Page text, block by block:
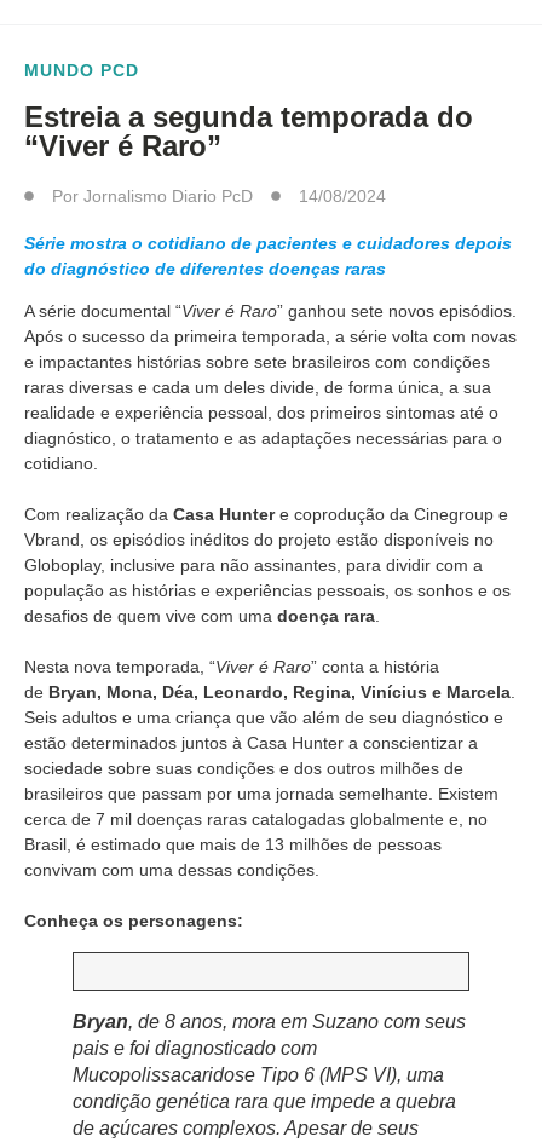
MUNDO PCD
Estreia a segunda temporada do
“Viver é Raro”
Por Jornalismo Diario PcD 14/08/2024
Série mostra o cotidiano de pacientes e cuidadores depois
do diagnóstico de diferentes doenças raras
A série documental “Viver é Raro” ganhou sete novos episódios.
Após o sucesso da primeira temporada, a série volta com novas
e impactantes histórias sobre sete brasileiros com condições
raras diversas e cada um deles divide, de forma única, a sua
realidade e experiência pessoal, dos primeiros sintomas até o
diagnóstico, o tratamento e as adaptações necessárias para o
cotidiano.
Com realização da Casa Huntere coprodução da Cinegroup e
Vbrand, os episódios inéditos do projeto estão disponíveis no
Globoplay, inclusive para não assinantes, para dividir com a
população as histórias e experiências pessoais, os sonhos e os
desafios de quem vive com uma doença rara.
Nesta nova temporada, “Viver é Raro” conta a história
de Bryan, Mona, Déa, Leonardo, Regina, Vinícius e Marcela.
Seis adultos e uma criança que vão além de seu diagnóstico e
estão determinados juntos à Casa Hunter a conscientizar a
sociedade sobre suas condições e dos outros milhões de
brasileiros que passam por uma jornada semelhante. Existem
cerca de 7 mil doenças raras catalogadas globalmente e, no
Brasil, é estimado que mais de 13 milhões de pessoas
convivam com uma dessas condições.
Conheça os personagens:
Bryan, de 8 anos, mora em Suzano com seus
pais e foi diagnosticado com
Mucopolissacaridose Tipo 6 (MPS VI), uma
condição genética rara que impede a quebra
de açúcares complexos. Apesar de seus